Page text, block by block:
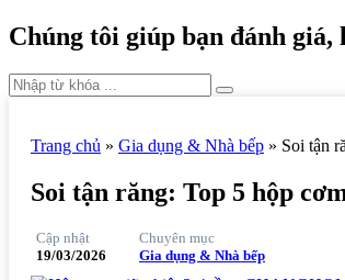
Chúng tôi giúp bạn đánh
Trang chủ » Gia dụng & Nhà bếp » Soi tận
Soi tận răng: Top 5 hộp
Cập nhật
19/03/2026
Chuyên mục
Gia dụng & Nhà bếp